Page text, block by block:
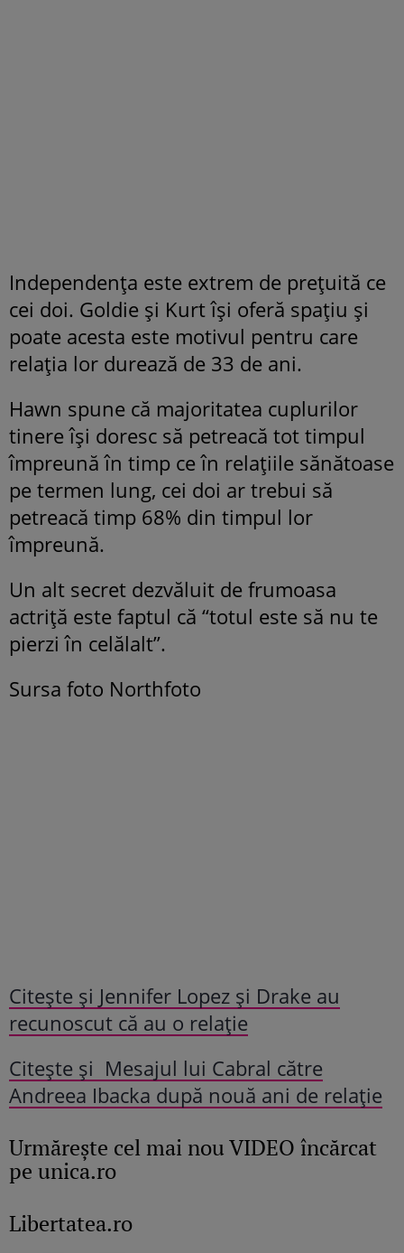
Independența este extrem de prețuită ce
cei doi. Goldie și Kurt își oferă spațiu și
poate acesta este motivul pentru care
relația lor durează de 33 de ani.
Hawn spune că majoritatea cuplurilor
tinere își doresc să petreacă tot timpul
împreună în timp ce în relațiile sănătoase
pe termen lung, cei doi ar trebui să
petreacă timp 68% din timpul lor
împreună.
Un alt secret dezvăluit de frumoasa
actriță este faptul că “totul este să nu te
pierzi în celălalt”.
Sursa foto Northfoto
Citește și Jennifer Lopez și Drake au
recunoscut că au o relație
Citește și Mesajul lui Cabral către
Andreea Ibacka după nouă ani de relaţie
Urmăreşte cel mai nou VIDEO încărcat
pe unica.ro
Libertatea.ro